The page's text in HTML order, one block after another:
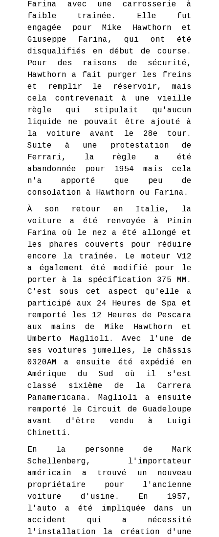
Farina avec une carrosserie à
faible traînée. Elle fut
engagée pour Mike Hawthorn et
Giuseppe Farina, qui ont été
disqualifiés en début de course.
Pour des raisons de sécurité,
Hawthorn a fait purger les freins
et remplir le réservoir, mais
cela contrevenait à une vieille
règle qui stipulait qu'aucun
liquide ne pouvait être ajouté à
la voiture avant le 28e tour.
Suite à une protestation de
Ferrari, la règle a été
abandonnée pour 1954 mais cela
n'a apporté que peu de
consolation à Hawthorn ou Farina.
À son retour en Italie, la
voiture a été renvoyée à Pinin
Farina où le nez a été allongé et
les phares couverts pour réduire
encore la traînée. Le moteur V12
a également été modifié pour le
porter à la spécification 375 MM.
C'est sous cet aspect qu'elle a
participé aux 24 Heures de Spa et
remporté les 12 Heures de Pescara
aux mains de Mike Hawthorn et
Umberto Maglioli. Avec l'une de
ses voitures jumelles, le châssis
0320AM a ensuite été expédié en
Amérique du Sud où il s'est
classé sixième de la Carrera
Panamericana. Maglioli a ensuite
remporté le Circuit de Guadeloupe
avant d'être vendu à Luigi
Chinetti.
En la personne de Mark
Schellenberg, l'importateur
américain a trouvé un nouveau
propriétaire pour l'ancienne
voiture d'usine. En 1957,
l'auto a été impliquée dans un
accident qui a nécessité
l'installation la création d'une